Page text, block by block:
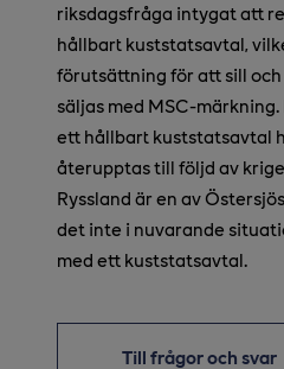
riksdagsfråga intygat att
hållbart kuststatsavtal,
förutsättning för att sill
säljas med MSC-
ett hållbart kuststatsavtal
återupptas till följd av
Ryssland är en av
det inte i nuvarande
med ett kuststatsavtal.
Till frågor och svar